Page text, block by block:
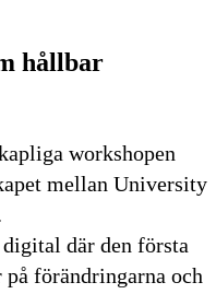
hållbar
workshopen
mellan University
där den första
förändringarna och